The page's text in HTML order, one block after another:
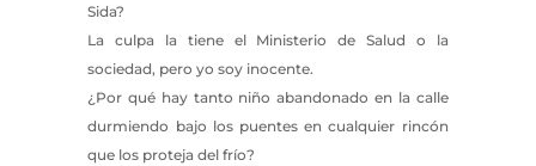
Sida?
La culpa la tiene el Ministerio de Salud o la
sociedad, pero yo soy inocente.
¿Por qué hay tanto niño abandonado en la calle
durmiendo bajo los puentes en cualquier rincón
que los proteja del frío?